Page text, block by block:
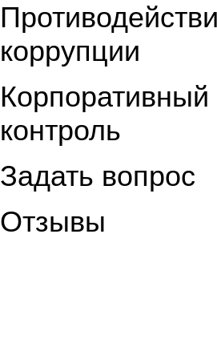
коррупции
Корпоративный
контроль
Задать вопрос
Отзывы